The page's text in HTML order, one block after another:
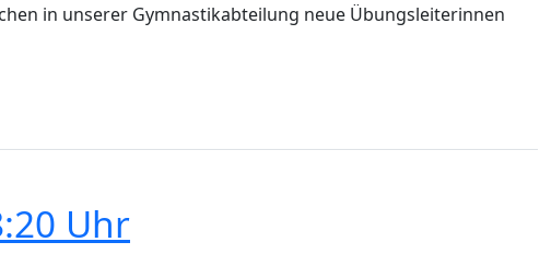
in unserer Gymnastikabteilung neue Übungsleiterinnen
Uhr